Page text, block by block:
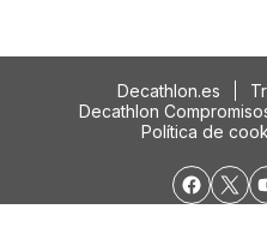
Decathlon.es
Decathlon
Política de